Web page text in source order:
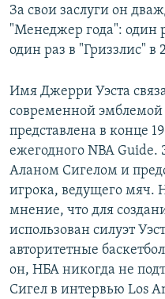
За свои заслуги он
"Менеджер года": один
один раз в "Гриззлис" в
Имя Джерри Уэста
современной
представлена в конце
ежегодного NBA
Аланом Сигелом и
игрока, ведущего мяч.
мнение, что для
использован силуэт
авторитетные
он, НБА никогда не
Сигел в интервью Los